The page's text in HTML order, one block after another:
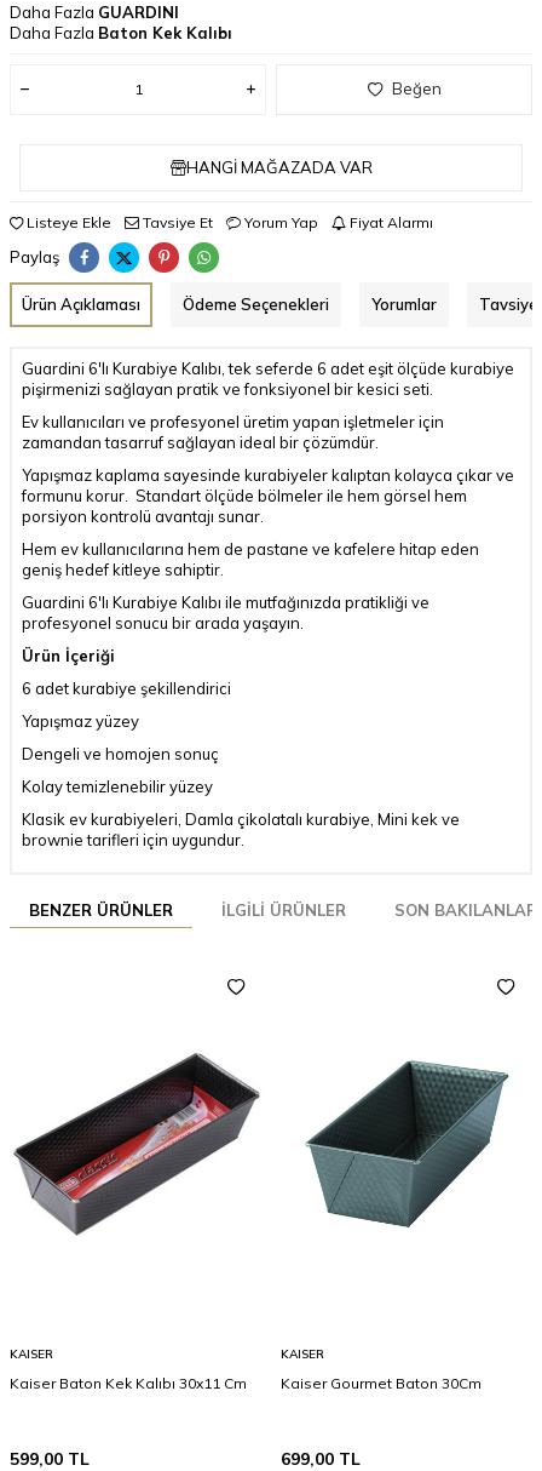
Daha Fazla GUARDINI
Daha Fazla Baton Kek Kalıbı
Beğen
HANGI MAĞAZADA VAR
Listeye Ekle Tavsiye Et Yorum Yap Fiyat Alarmı
Paylaş
Ürün Açıklaması Ödeme Seçenekleri Yorumlar Tavsiye
Guardini 6'lı Kurabiye Kalıbı, tek seferde 6 adet eşit ölçüde kurabiye
pişirmenizi sağlayan pratik ve fonksiyonel bir kesici seti.
Ev kullanıcıları ve profesyonel üretim yapan işletmeler için
zamandan tasarruf sağlayan ideal bir çözümdür.
Yapışmaz kaplama sayesinde kurabiyeler kalıptan kolayca çıkar ve
formunu korur. Standart ölçüde bölmeler ile hem görsel hem
porsiyon kontrolü avantajı sunar.
Hem ev kullanıcılarına hem de pastane ve kafelere hitap eden
geniş hedef kitleye sahiptir.
Guardini 6'lı Kurabiye Kalıbı ile mutfağınızda pratikliği ve
profesyonel sonucu bir arada yaşayın.
Ürün İçeriği
6 adet kurabiye şekillendirici
Yapışmaz yüzey
Dengeli ve homojen sonuç
Kolay temizlenebilir yüzey
Klasik ev kurabiyeleri, Damla çikolatalı kurabiye, Mini kek ve
brownie tarifleri için uygundur.
BENZER ÜRÜNLER İLGILI ÜRÜNLER SON BAKILANLAR
KAISER
Kaiser Baton Kek Kalıbı 30x11 Cm
599,00 TL
KAISER
Kaiser Gourmet Baton 30Cm
699,00TL